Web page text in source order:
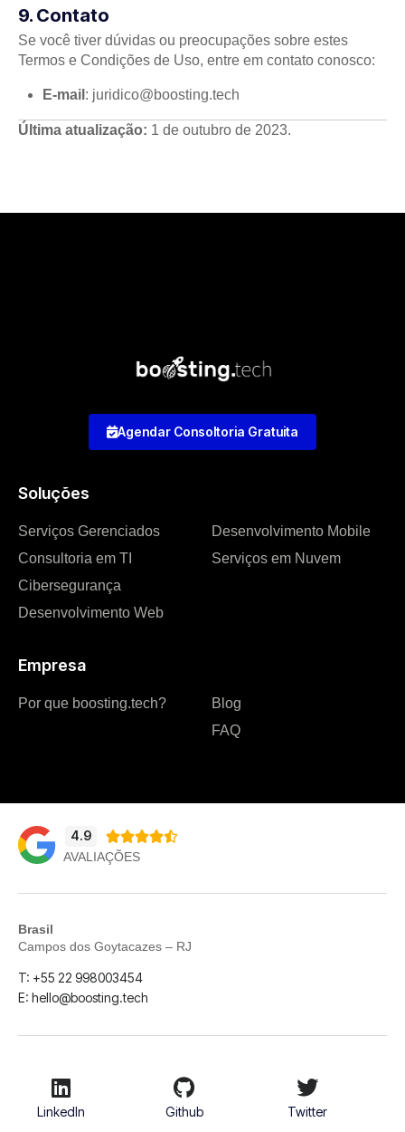
9. Contato
Se você tiver dúvidas ou preocupações sobre estes
Termos e Condições de Uso, entre em contato conosco:
E-mail : juridico@boosting.tech
Última atualização: 1 de outubro de 2023.
Soluções
Serviços Gerenciados
Consultoria em TI
Cibersegurança
Desenvolvimento Web
Desenvolvimento Mobile
Serviços em Nuvem
Empresa
Por que boosting.tech?
Blog
FAQ
Agendar Consoltoria Gratuita
4.9 
AVALIAÇÕES
Brasil
Campos dos Goytacazes – RJ
T: +55 22 998003454
E: hello@boosting.tech
LinkedIn Github Twitter